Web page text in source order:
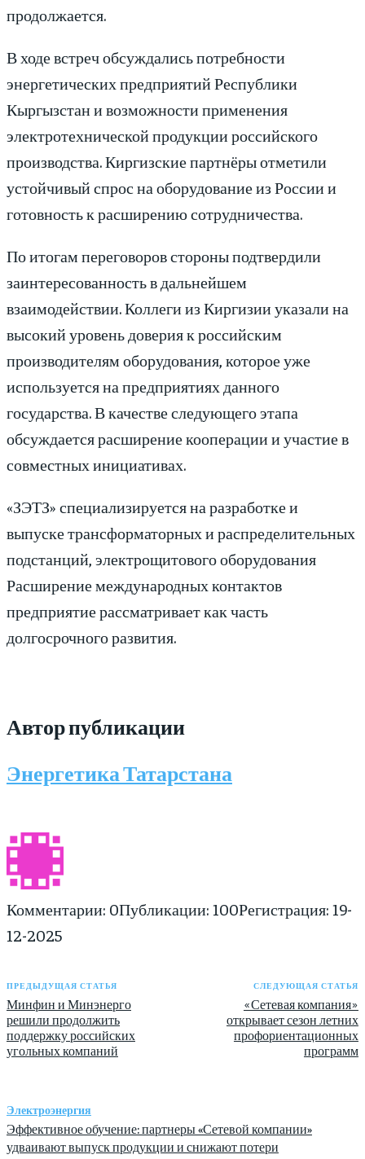
продолжается.
В ходе встреч обсуждались потребности
энергетических предприятий Республики
Кыргызстан и возможности применения
электротехнической продукции российского
производства. Киргизские партнёры отметили
устойчивый спрос на оборудование из России и
готовность к расширению сотрудничества.
По итогам переговоров стороны подтвердили
заинтересованность в дальнейшем
взаимодействии. Коллеги из Киргизии указали на
высокий уровень доверия к российским
производителям оборудования, которое уже
используется на предприятиях данного
государства. В качестве следующего этапа
обсуждается расширение кооперации и участие в
совместных инициативах.
«ЗЭТЗ» специализируется на разработке и
выпуске трансформаторных и распределительных
подстанций, электрощитового оборудования
Расширение международных контактов
предприятие рассматривает как часть
долгосрочного развития.
Автор публикации
Энергетика Татарстана
Комментарии: 0Публикации: 100Регистрация: 19-
12-2025
ПРЕДЫДУЩАЯ СТАТЬЯ
Минфин и Минэнерго
решили продолжить
поддержку российских
угольных компаний
СЛЕДУЮЩАЯ СТАТЬЯ
«Сетевая компания»
открывает сезон летних
профориентационных
программ
Электроэнергия
Эффективное обучение: партнеры «Сетевой компании»
удваивают выпуск продукции и снижают потери